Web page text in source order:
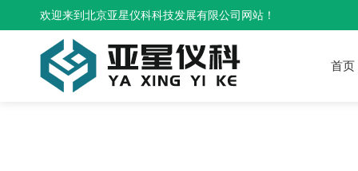
欢迎来到北京亚星仪科科技发展有限公司网站！
首页